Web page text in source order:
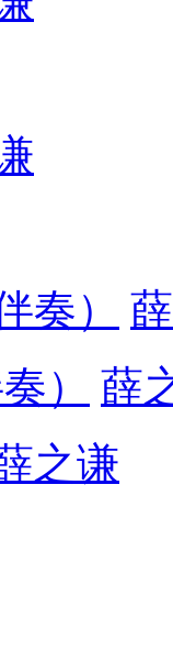
奏）
）
薛
之谦